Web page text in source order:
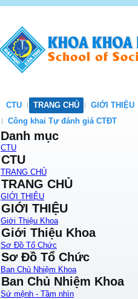
CTU TRANG CHỦ GIỚI THIỆU
Công khai Tự đánh giá CTĐT
Danh mục
CTU
CTU
TRANG CHỦ
TRANG CHỦ
GIỚI THIỆU
GIỚI THIỆU
Giới Thiệu Khoa
Giới Thiệu Khoa
Sơ Đồ Tổ Chức
Sơ Đồ Tổ Chức
Ban Chủ Nhiệm Khoa
Ban Chủ Nhiệm Khoa
Sứ mệnh - Tầm nhìn